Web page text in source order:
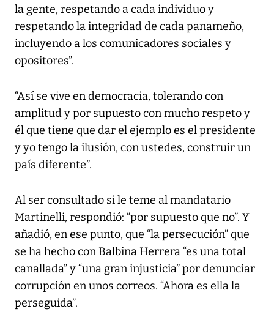
la gente, respetando a cada individuo y
respetando la integridad de cada panameño,
incluyendo a los comunicadores sociales y
opositores”.
“Así se vive en democracia, tolerando con
amplitud y por supuesto con mucho respeto y
él que tiene que dar el ejemplo es el presidente
y yo tengo la ilusión, con ustedes, construir un
país diferente”.
Al ser consultado si le teme al mandatario
Martinelli, respondió: “por supuesto que no”. Y
añadió, en ese punto, que “la persecución” que
se ha hecho con Balbina Herrera “es una total
canallada” y “una gran injusticia” por denunciar
corrupción en unos correos. “Ahora es ella la
perseguida”.